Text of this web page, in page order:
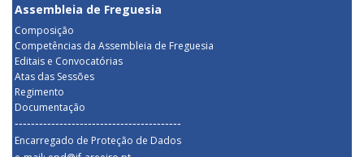
Assembleia de Freguesia
Composição
Competências da Assembleia de Freguesia
Editais e Convocatórias
Atas das Sessões
Regimento
Documentação
-----------------------------------------
Encarregado de Proteção de Dados